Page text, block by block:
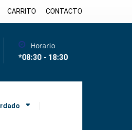
CARRITO CONTACTO
Horario
*08:30 - 18:30